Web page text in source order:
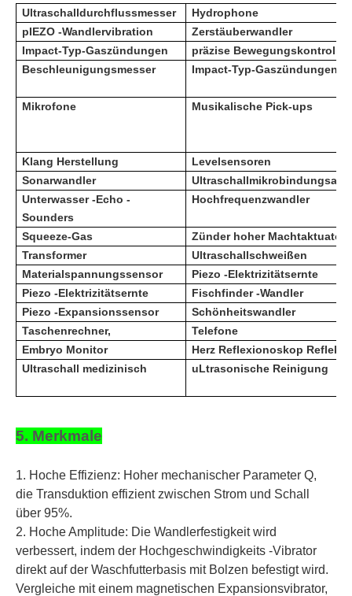
Ultraschalldurchflussmesser
Hydrophone
pIEZO -Wandlervibration
Zerstäuberwandler
Impact-Typ-Gaszündungen
präzise Bewegungskontrolle
Beschleunigungsmesser
Impact-Typ-Gaszündungen
Mikrofone Musikalische Pick-ups
Klang Herstellung
Levelsensoren
Sonarwandler
Unterwasser -Echo -
Sounders
Hochfrequenzwandler
Squeeze-Gas
Zünder hoher
Transformer
Ultraschallschweißen
Materialspannungssensor
Piezo -Elektrizitätsernte
Piezo -Elektrizitätsernte
Fischfinder -Wandler
Piezo -Expansionssensor
Schönheitswandler
Taschenrechner,
Telefone
Embryo Monitor
Herz Reflexionoskop
Ultraschall medizinisch
uLtrasonische Reinigung
5. Merkmale
1. Hoche Effizienz: Hoher mechanischer Parameter Q,
die Transduktion effizient zwischen Strom und Schall
über 95%.
2. Hoche Amplitude: Die Wandlerfestigkeit wird
verbessert, indem der Hochgeschwindigkeits -Vibrator
direkt auf der Waschfutterbasis mit Bolzen befestigt wird.
Vergleiche mit einem magnetischen Expansionsvibrator,